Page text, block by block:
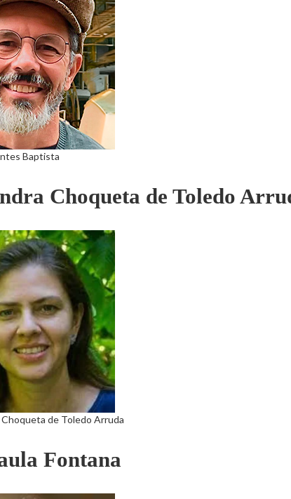
Baptista
Choqueta de Toledo
de Toledo Arruda
Fontana